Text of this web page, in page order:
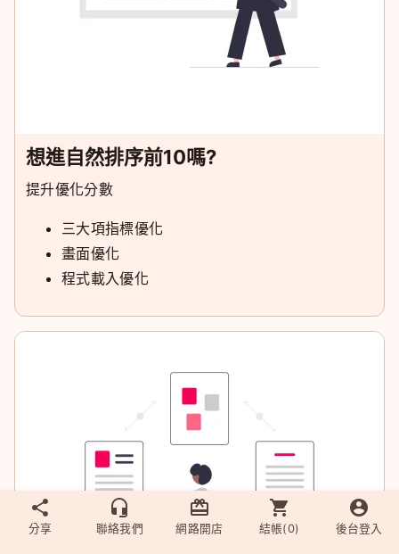
想進自然排序前10嗎?
提升優化分數
三大項指標優化
畫面優化
程式載入優化
分享 聯絡我們 網路開店 結帳(0) 後台登入